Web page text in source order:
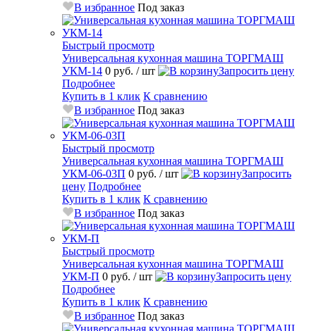
В избранное Под заказ
Быстрый просмотр
Универсальная кухонная машина ТОРГМАШ
УКМ-14 0 руб. / шт
Запросить цену
Подробнее
Купить в 1 клик К сравнению
В избранное Под заказ
Быстрый просмотр
Универсальная кухонная машина ТОРГМАШ
УКМ-06-03П 0 руб. / шт
Запросить
цену Подробнее
Купить в 1 клик К сравнению
В избранное Под заказ
Быстрый просмотр
Универсальная кухонная машина ТОРГМАШ
УКМ-П 0 руб. / шт
Запросить цену
Подробнее
Купить в 1 клик К сравнению
В избранное Под заказ